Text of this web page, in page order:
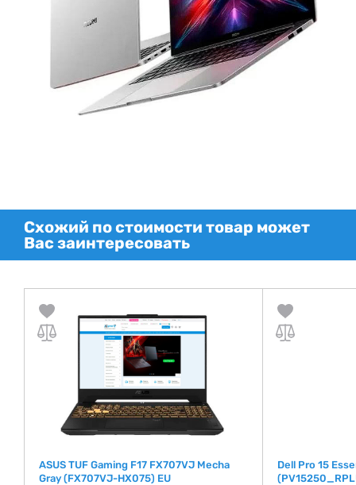
Схожий по стоимости товар может
Вас заинтересовать
ASUS TUF Gaming F17 FX707VJ Mecha
Gray (FX707VJ-HX075) EU
Dell Pro 15